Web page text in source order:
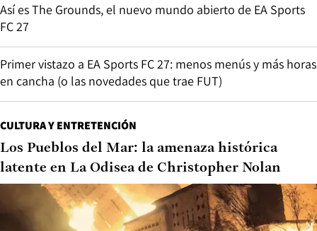
Así es The Grounds, el nuevo mundo abierto de EA Sports
FC 27
Primer vistazo a EA Sports FC 27: menos menús y más horas
en cancha (o las novedades que trae FUT)
CULTURA Y ENTRETENCIÓN
Los Pueblos del Mar: la amenaza histórica
latente en La Odisea de Christopher Nolan